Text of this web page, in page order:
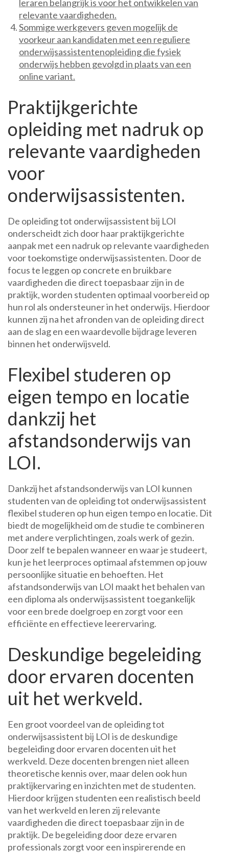
leraren belangrijk is voor het ontwikkelen van
relevante vaardigheden.
Sommige werkgevers geven mogelijk de
voorkeur aan kandidaten met een reguliere
onderwijsassistentenopleiding die fysiek
onderwijs hebben gevolgd in plaats van een
online variant.
Praktijkgerichte
opleiding met nadruk op
relevante vaardigheden
voor
onderwijsassistenten.
De opleiding tot onderwijsassistent bij LOI
onderscheidt zich door haar praktijkgerichte
aanpak met een nadruk op relevante vaardigheden
voor toekomstige onderwijsassistenten. Door de
focus te leggen op concrete en bruikbare
vaardigheden die direct toepasbaar zijn in de
praktijk, worden studenten optimaal voorbereid op
hun rol als ondersteuner in het onderwijs. Hierdoor
kunnen zij na het afronden van de opleiding direct
aan de slag en een waardevolle bijdrage leveren
binnen het onderwijsveld.
Flexibel studeren op
eigen tempo en locatie
dankzij het
afstandsonderwijs van
LOI.
Dankzij het afstandsonderwijs van LOI kunnen
studenten van de opleiding tot onderwijsassistent
flexibel studeren op hun eigen tempo en locatie. Dit
biedt de mogelijkheid om de studie te combineren
met andere verplichtingen, zoals werk of gezin.
Door zelf te bepalen wanneer en waar je studeert,
kun je het leerproces optimaal afstemmen op jouw
persoonlijke situatie en behoeften. Het
afstandsonderwijs van LOI maakt het behalen van
een diploma als onderwijsassistent toegankelijk
voor een brede doelgroep en zorgt voor een
efficiënte en effectieve leerervaring.
Deskundige begeleiding
door ervaren docenten
uit het werkveld.
Een groot voordeel van de opleiding tot
onderwijsassistent bij LOI is de deskundige
begeleiding door ervaren docenten uit het
werkveld. Deze docenten brengen niet alleen
theoretische kennis over, maar delen ook hun
praktijkervaring en inzichten met de studenten.
Hierdoor krijgen studenten een realistisch beeld
van het werkveld en leren zij relevante
vaardigheden die direct toepasbaar zijn in de
praktijk. De begeleiding door deze ervaren
professionals zorgt voor een inspirerende en